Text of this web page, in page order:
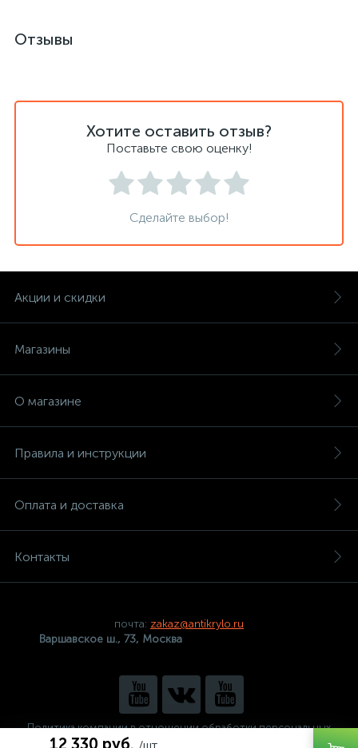
12 330 руб.
Отзывы
Хотите оставить отзыв?
Поставьте свою оценку!
Сделайте выбор!
Акции и скидки
Магазины
О магазине
Правила и инструкции
Оплата и доставка
Контакты
почта: zakaz@antikrylo.ru
Варшавское ш., 73, Москва
Политика компании в отношении обработки персональных